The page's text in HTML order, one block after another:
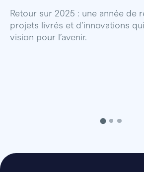
Retour sur 2025 : une année de
projets livrés et d’innovations
vision pour l’avenir.